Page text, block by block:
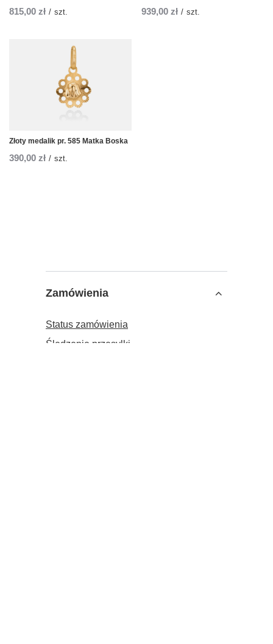
815,00 zł / szt. 939,00 zł / szt.
Złoty medalik pr. 585 Matka Boska
390,00 zł / szt.
Zamówienia
Status zamówienia
Śledzenie przesyłki